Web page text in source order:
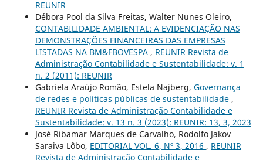
REUNIR
Débora Pool da Silva Freitas, Walter Nunes Oleiro,
CONTABILIDADE AMBIENTAL: A EVIDENCIAÇÃO NAS
DEMONSTRAÇÕES FINANCEIRAS DAS EMPRESAS
LISTADAS NA BM&FBOVESPA , REUNIR Revista de
Administração Contabilidade e Sustentabilidade: v. 1
n. 2 (2011): REUNIR
Gabriela Araújo Romão, Estela Najberg, Governança
de redes e políticas públicas de sustentabilidade ,
REUNIR Revista de Administração Contabilidade e
Sustentabilidade: v. 13 n. 3 (2023): REUNIR: 13, 3, 2023
José Ribamar Marques de Carvalho, Rodolfo Jakov
Saraiva Lôbo, EDITORIAL VOL. 6, Nº 3, 2016 , REUNIR
Revista de Administração Contabilidade e